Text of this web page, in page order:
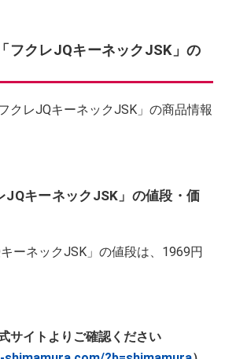
フクレJQキーネックJSK」の
クレJQキーネックJSK」の商品情報
JQキーネックJSK」の値段・価
ーネックJSK」の値段は、1969円
サイトよりご確認ください